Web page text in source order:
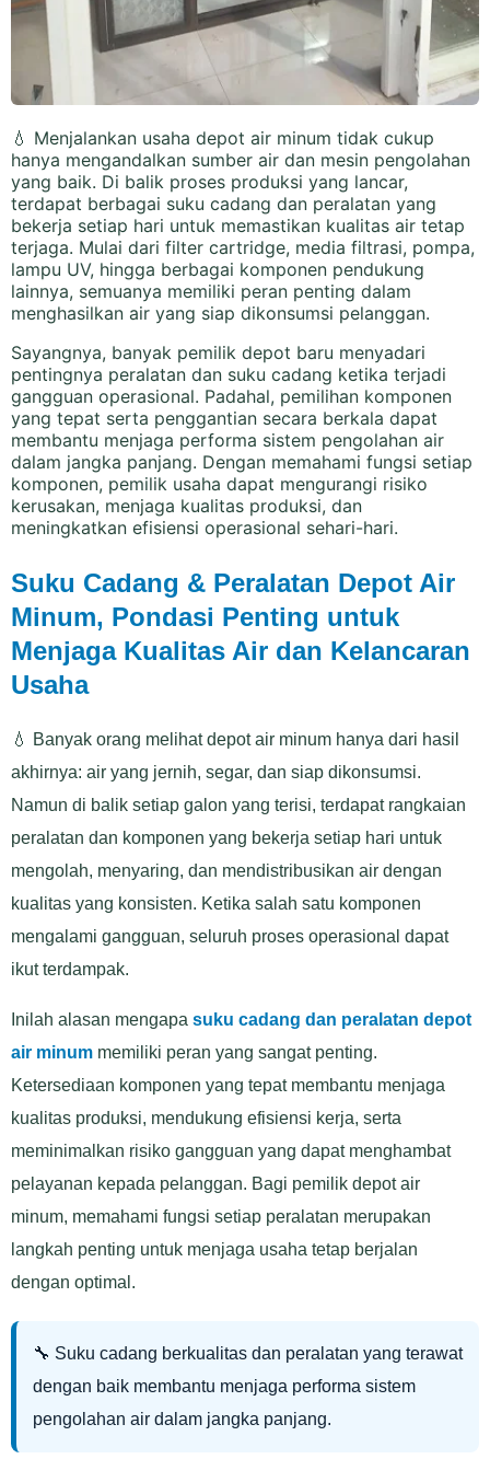
💧 Menjalankan usaha depot air minum tidak cukup
hanya mengandalkan sumber air dan mesin pengolahan
yang baik. Di balik proses produksi yang lancar,
terdapat berbagai suku cadang dan peralatan yang
bekerja setiap hari untuk memastikan kualitas air tetap
terjaga. Mulai dari filter cartridge, media filtrasi, pompa,
lampu UV, hingga berbagai komponen pendukung
lainnya, semuanya memiliki peran penting dalam
menghasilkan air yang siap dikonsumsi pelanggan.
Sayangnya, banyak pemilik depot baru menyadari
pentingnya peralatan dan suku cadang ketika terjadi
gangguan operasional. Padahal, pemilihan komponen
yang tepat serta penggantian secara berkala dapat
membantu menjaga performa sistem pengolahan air
dalam jangka panjang. Dengan memahami fungsi setiap
komponen, pemilik usaha dapat mengurangi risiko
kerusakan, menjaga kualitas produksi, dan
meningkatkan efisiensi operasional sehari-hari.
Suku Cadang & Peralatan Depot Air
Minum, Pondasi Penting untuk
Menjaga Kualitas Air dan Kelancaran
Usaha
💧 Banyak orang melihat depot air minum hanya dari hasil
akhirnya: air yang jernih, segar, dan siap dikonsumsi.
Namun di balik setiap galon yang terisi, terdapat rangkaian
peralatan dan komponen yang bekerja setiap hari untuk
mengolah, menyaring, dan mendistribusikan air dengan
kualitas yang konsisten. Ketika salah satu komponen
mengalami gangguan, seluruh proses operasional dapat
ikut terdampak.
Inilah alasan mengapa suku cadang dan peralatan depot
air minum memiliki peran yang sangat penting.
Ketersediaan komponen yang tepat membantu menjaga
kualitas produksi, mendukung efisiensi kerja, serta
meminimalkan risiko gangguan yang dapat menghambat
pelayanan kepada pelanggan. Bagi pemilik depot air
minum, memahami fungsi setiap peralatan merupakan
langkah penting untuk menjaga usaha tetap berjalan
dengan optimal.
🔧 Suku cadang berkualitas dan peralatan yang terawat
dengan baik membantu menjaga performa sistem
pengolahan air dalam jangka panjang.